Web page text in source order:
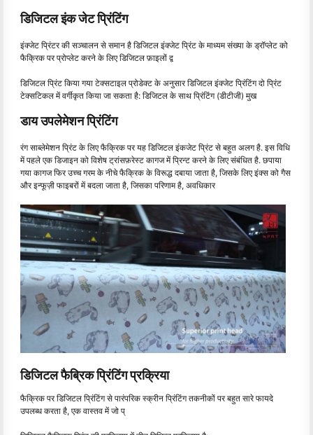
डिजिटल इंक जेट प्रिंटिंग
इंक्जेट प्रिंटर की सञ्चालन से समान है डिजिटल इंक्जेट प्रिंट के माध्यम संख्या के ड्रॉप्लेट को
फैक्रिक पर प्रोप्लेट करने के लिए डिजिटल फ़ाइलों द्व
डिजिटल प्रिंट किया गया टेक्सटाइल प्रोडेक्ट के अनुसार डिजिटल इंक्जेट प्रिंटिंग दो प्रिंट
टेक्सटिकल में वर्गीकृत किया जा सकता है: डिजिटल के साथ प्रिंटिंग (डीटीजी) मुख
डाय उपलेमेशन प्रिंटिंग
रंग साब्लेमेशन प्रिंट के लिए फैक्रिक पर यह डिजिटल इंकजेट प्रिंट से बहुत अलग है. इस विधि
में पहले एक डिजाइन को विशेष ट्रांसफ़रेस्ट कागज में प्रिन्ट करने के लिए संबंधित है. छपाया
गया कागज फिर उच्च गरम के नीचे फैक्रिक के विरूद्ध दबाया जाता है, जिसके लिए इंक्स को गैस
और इन्फूज़ी फाइबरों में बदला जाता है, जिसका परिणाम है, अवधिकार
डिजिटल फैब्रिक प्रिंटिंग प्रक्रिया
फैक्रिक पर डिजिटल प्रिंटिंग से पारंपरिक स्क्रीन प्रिंटिंग तकनीकों पर बहुत सारे फायदे
उपलब्ध करता है, एक वास्तव में जो प्